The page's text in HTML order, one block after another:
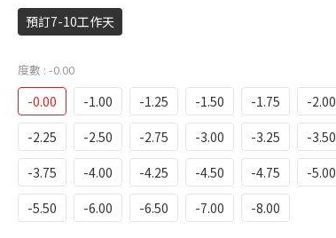
預訂7-10工作天
度數 : -0.00
-0.00 -1.00 -1.25 -1.50 -1.75
-2.00
-2.25
-2.50 -2.75 -3.00 -3.25
-3.50
-3.75
-4.00 -4.25 -4.50 -4.75
-5.00
-5.50
-6.00 -6.50 -7.00 -8.00